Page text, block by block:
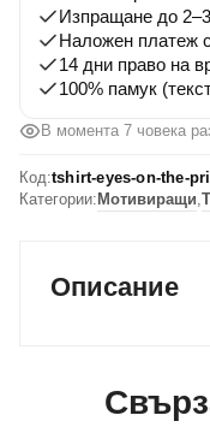
Изпращане до
Наложен платеж
14 дни право на
100% памук
В момента 7 човека
Код:tshirt-eyes-on-the-
Категории: Мотивиращи,
Описание